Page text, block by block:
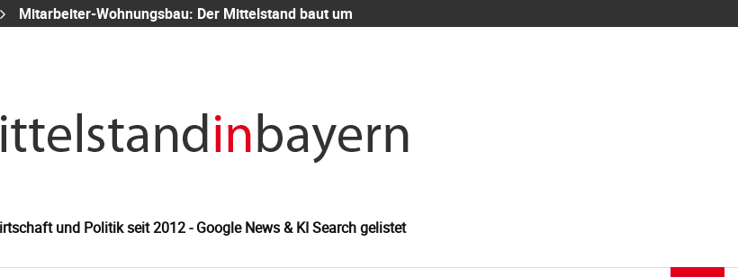
Mitarbeiter-Wohnungsbau: Der Mittelstand baut um
und Politik seit 2012 - Google News & KI Search gelistet